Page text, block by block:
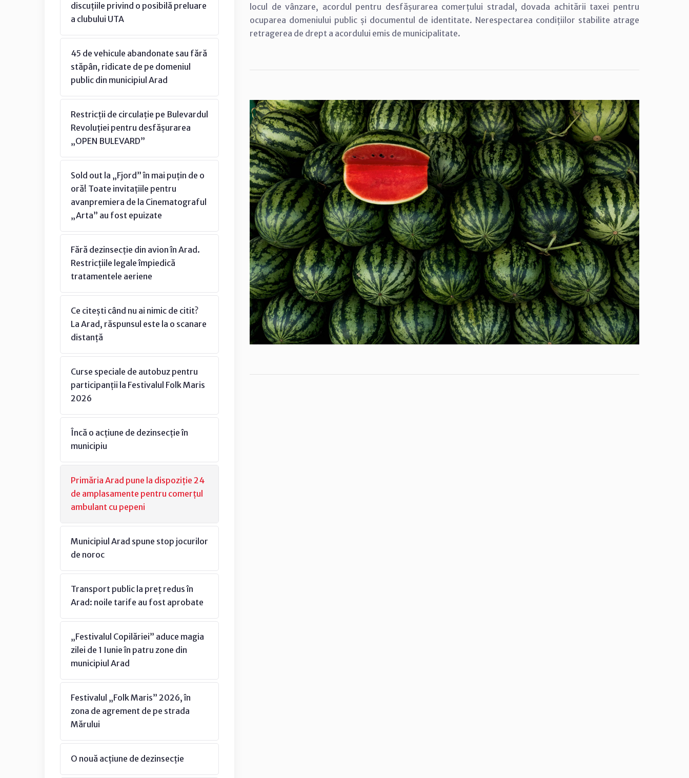
discuțiile privind o posibilă preluare
a clubului UTA
45 de vehicule abandonate sau fără
stăpân, ridicate de pe domeniul
public din municipiul Arad
Restricții de circulație pe Bulevardul
Revoluției pentru desfășurarea
„OPEN BULEVARD”
Sold out la „Fjord” în mai puțin de o
oră! Toate invitațiile pentru
avanpremiera de la Cinematograful
„Arta” au fost epuizate
Fără dezinsecție din avion în Arad.
Restricțiile legale împiedică
tratamentele aeriene
Ce citești când nu ai nimic de citit?
La Arad, răspunsul este la o scanare
distanță
Curse speciale de autobuz pentru
participanții la Festivalul Folk Maris
2026
Încă o acțiune de dezinsecție în
municipiu
Primăria Arad pune la dispoziție 24
de amplasamente pentru comerțul
ambulant cu pepeni
Municipiul Arad spune stop jocurilor
de noroc
Transport public la preț redus în
Arad: noile tarife au fost aprobate
„Festivalul Copilăriei” aduce magia
zilei de 1 Iunie în patru zone din
municipiul Arad
Festivalul „Folk Maris” 2026, în
zona de agrement de pe strada
Mărului
O nouă acțiune de dezinsecție
locul de vânzare, acordul pentru desfășurarea comerțului stradal, dovada achitării taxei pentru
ocuparea domeniului public și documentul de identitate. Nerespectarea condițiilor stabilite atrage
retragerea de drept a acordului emis de municipalitate.